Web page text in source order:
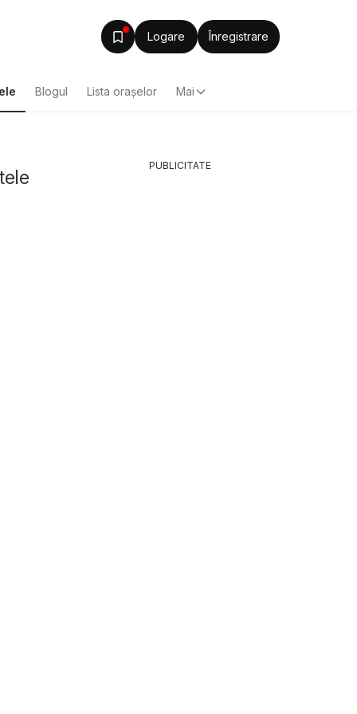
Logare Înregistrare
Blogul Lista oraşelor Mai
PUBLICITATE